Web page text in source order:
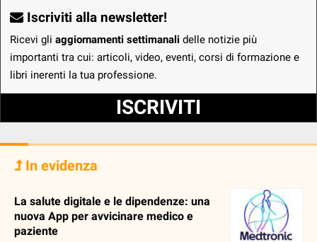
Iscriviti alla newsletter!
Ricevi gli aggiornamenti settimanali delle notizie più
importanti tra cui: articoli, video, eventi, corsi di formazione e
libri inerenti la tua professione.
ISCRIVITI
In evidenza
La salute digitale e le dipendenze: una
nuova App per avvicinare medico e
paziente